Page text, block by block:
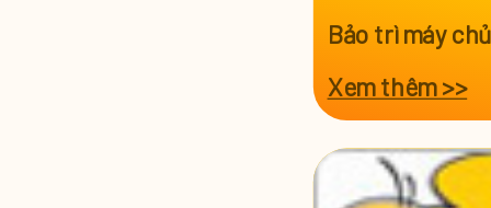
Bảo trì máy
Xem thêm >>